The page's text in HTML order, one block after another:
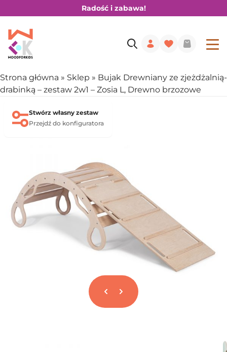
Radość i zabawa!
Strona główna » Sklep » Bujak Drewniany ze zjeżdżalnią-
drabinką – zestaw 2w1 – Zosia L, Drewno brzozowe
Stwórz własny zestaw
Przejdź do konfiguratora